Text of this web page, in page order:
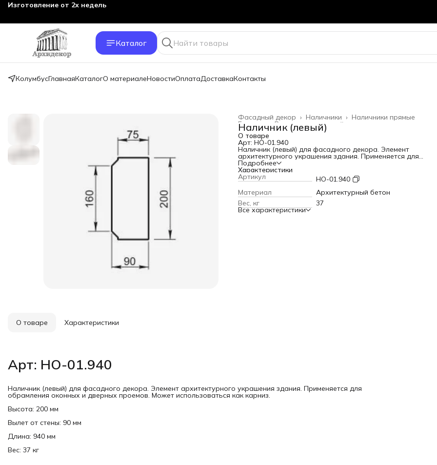
Каталог
КолумбусГлавнаяКаталогО материалеНовостиОплатаДоставкаКонтакты
Наличники прямые
Наличники ›
Фасадный декор ›
Весь архитектурный декор
Главная ›
Наличник (левый)
О товаре
Арт: НО-01.940
Наличник (левый) для фасадного декора. Элемент
архитектурного украшения здания. Применяется для
обрамления оконных и дверных проемов. Может
использоваться как карниз.
Высота: 200 мм
Вылет от стены: 90 мм
Длина: 940 мм
Вес: 37 кг
Подробнее
Характеристики
Артикул
НО-01.940
Материал
Архитектурный бетон
Вес, кг
37
Все характеристики
О товаре Характеристики
Арт: НО-01.940
Наличник (левый) для фасадного декора. Элемент архитектурного украшения здания. Применяется для
обрамления оконных и дверных проемов. Может использоваться как карниз.
Высота: 200 мм
Вылет от стены: 90 мм
Длина: 940 мм
Вес: 37 кг